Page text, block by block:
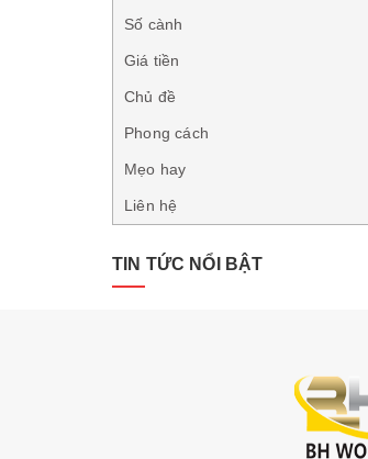
Số cành
Giá tiền
Chủ đề
Phong cách
Mẹo hay
Liên hệ
TIN TỨC NỔI BẬT